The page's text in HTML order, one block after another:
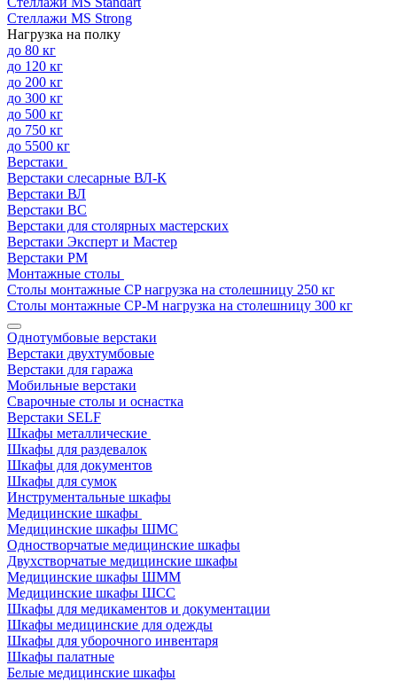
Стеллажи MS Strong
Нагрузка на полку
до 80 кг
до 120 кг
до 200 кг
до 300 кг
до 500 кг
до 750 кг
до 5500 кг
Верстаки
Верстаки слесарные ВЛ-К
Верстаки ВЛ
Верстаки ВС
Верстаки для столярных мастерских
Верстаки Эксперт и Мастер
Верстаки РМ
Монтажные столы
Столы монтажные СP нагрузка на столешницу 250 кг
Столы монтажные СР-М нагрузка на столешницу 300 кг
Однотумбовые верстаки
Верстаки двухтумбовые
Верстаки для гаража
Мобильные верстаки
Сварочные столы и оснастка
Верстаки SELF
Шкафы металлические
Шкафы для раздевалок
Шкафы для документов
Шкафы для сумок
Инструментальные шкафы
Медицинские шкафы
Медицинские шкафы ШМС
Одностворчатые медицинские шкафы
Двухстворчатые медицинские шкафы
Медицинские шкафы ШММ
Медицинские шкафы ШСС
Шкафы для медикаментов и документации
Шкафы медицинские для одежды
Шкафы для уборочного инвентаря
Шкафы палатные
Белые медицинские шкафы